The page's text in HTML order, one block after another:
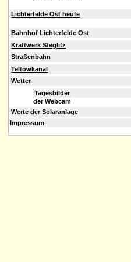
Lichterfelde Ost heute
Bahnhof Lichterfelde Ost
Kraftwerk Steglitz
Straßenbahn
Teltowkanal
Wetter
Tagesbilder
der Webcam
Werte der Solaranlage
Impressum